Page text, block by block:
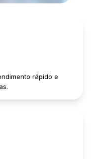
rápido e